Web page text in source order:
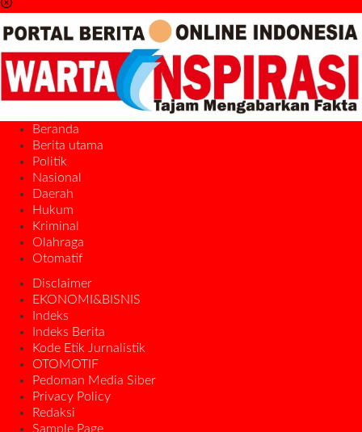
Beranda
Berita utama
Politik
Nasional
Daerah
Hukum
Kriminal
Olahraga
Otomatif
Disclaimer
EKONOMI&BISNIS
Indeks
Indeks Berita
Kode Etik Jurnalistik
OTOMOTIF
Pedoman Media Siber
Privacy Policy
Redaksi
Sample Page